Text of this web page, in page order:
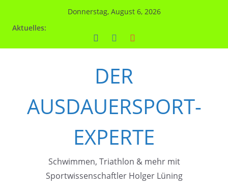
Donnerstag, August 6, 2026
Aktuelles:
DER
AUSDAUERSPORT-
EXPERTE
Schwimmen, Triathlon & mehr mit
Sportwissenschaftler Holger Lüning